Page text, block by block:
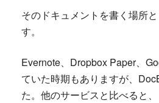
そのドキュメントを書く場所
す。
Evernote、Dropbox Paper、
ていた時期もありますが、
た。他のサービスと比べると、